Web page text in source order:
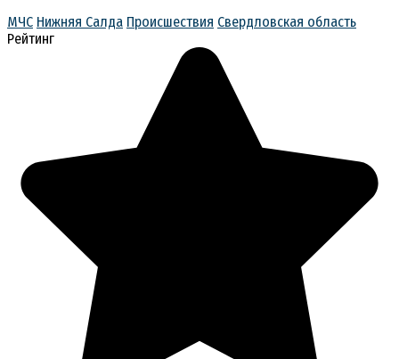
МЧС Нижняя Салда Происшествия Свердловская область
Рейтинг